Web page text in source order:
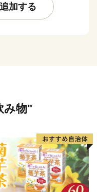
います。
光や教育など、まだ
加する
み物"